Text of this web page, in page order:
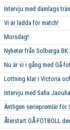
Intervju med damlags
Vi är ladda för match!
Morsdag!
Nyheter från Solberga BK
Nu är vi i gång med Gå-
Lottning klar i Victoria
Intervju med Safia
Äntligen seriepremiär för
Återstart GÅ-FOTBOLL